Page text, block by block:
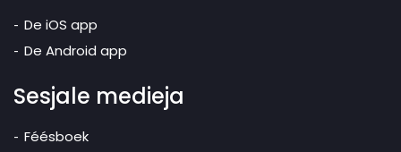
De iOS app
De Android app
Sesjale medieja
Féésboek